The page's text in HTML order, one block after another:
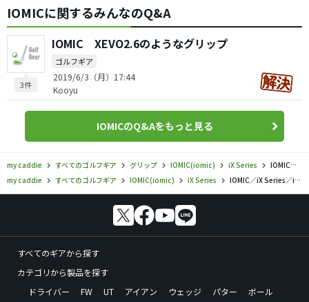
IOMICに関するみんなのQ&A
3件
IOMIC XEVO2.6のようなグリップ
ゴルフギア
2019/6/3（月）17:44
Kooyu
IOMICのQ&Aをもっと見る
my caddie すべてのゴルフギア グリップ IOMIC(iomic) iX Series
IOMIC／iX Series／iX touch 2.0の口コミ評価
my caddie
すべてのゴルフギア IOMIC(iomic) iX Series IOMIC／iX Series／iX touch 2.0の口コミ評価
すべてのギアから探す
カテゴリから製品を探す
ドライバー
FW UT アイアン ウェッジ パター
ボール